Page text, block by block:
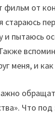
фильм от
стараюсь
и пытаюсь
меня, и
Что под